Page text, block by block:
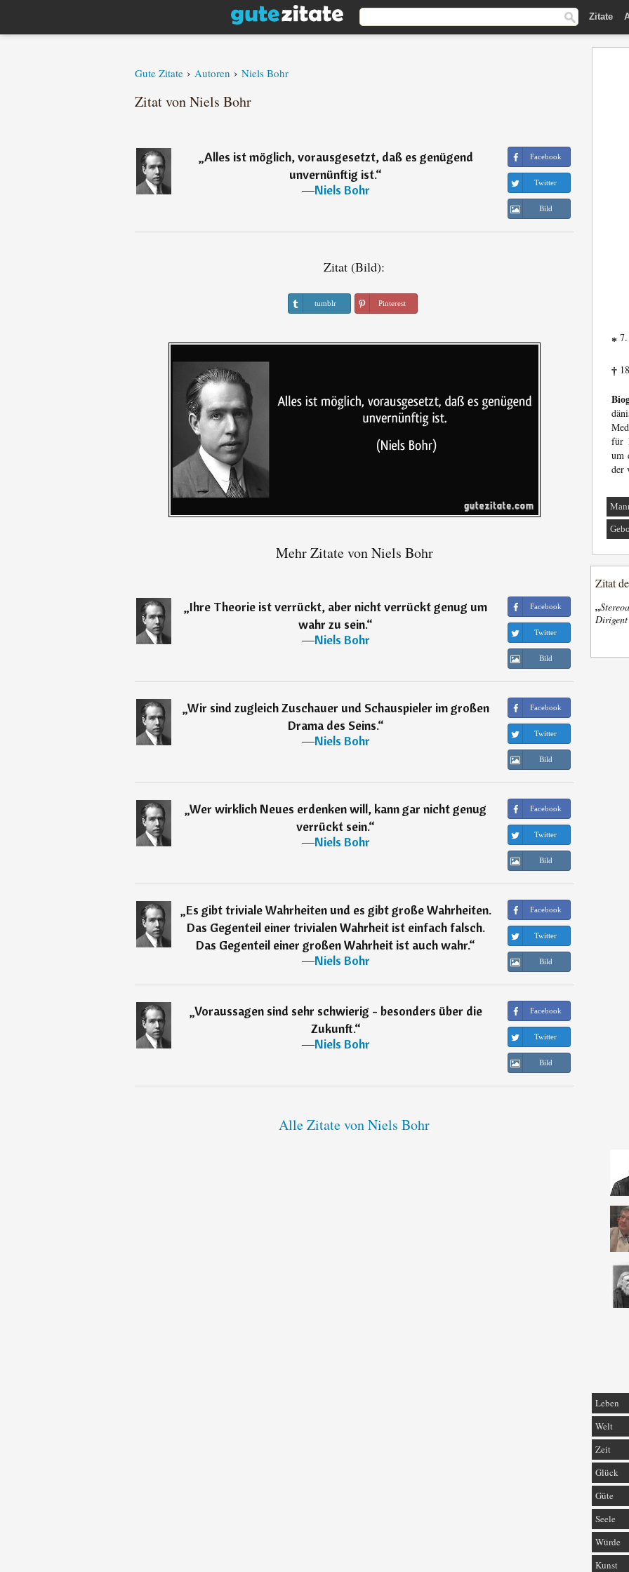
Zitate
Gute Zitate › Autoren › Niels Bohr
Zitat von Niels Bohr
„Alles ist möglich, vorausgesetzt, daß es genügend
unvernünftig ist.“
―Niels Bohr
Facebook
Twitter
Bild
Zitat (Bild):
tumblr Pinterest
Mehr Zitate von Niels Bohr
„Ihre Theorie ist verrückt, aber nicht verrückt genug um
wahr zu sein.“
―Niels Bohr
Facebook
Twitter
Bild
„Wir sind zugleich Zuschauer und Schauspieler im großen
Drama des Seins.“
―Niels Bohr
Facebook
Twitter
Bild
„Wer wirklich Neues erdenken will, kann gar nicht genug
verrückt sein.“
―Niels Bohr
Facebook
Twitter
Bild
„Es gibt triviale Wahrheiten und es gibt große Wahrheiten.
Das Gegenteil einer trivialen Wahrheit ist einfach falsch.
Das Gegenteil einer großen Wahrheit ist auch wahr.“
―Niels Bohr
Facebook
Twitter
Bild
„Voraussagen sind sehr schwierig - besonders über die
Zukunft.“
―Niels Bohr
Facebook
Twitter
Bild
Alle Zitate von Niels Bohr
*
†
für
um
der
Zitat
„
Dirigent
Leben
Welt
Zeit
Glück
Güte
Seele
Würde
Kunst